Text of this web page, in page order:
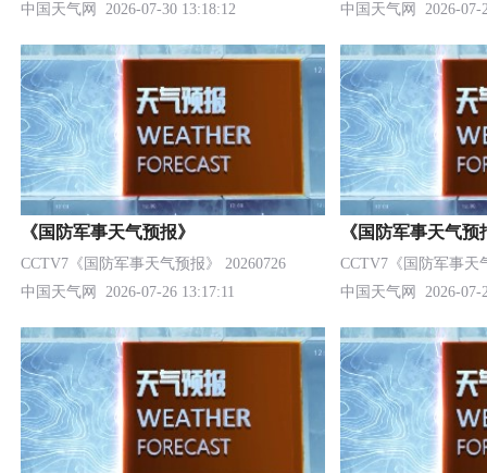
中国天气网
2026-07-30 13:18:12
中国天气网
2026-07-
《国防军事天气预报》
CCTV7《国防军事天气预报》 20260726
中国天气网
2026-07-26 13:17:11
《国防军事天气预
CCTV7《国防军事天
中国天气网
2026-07-